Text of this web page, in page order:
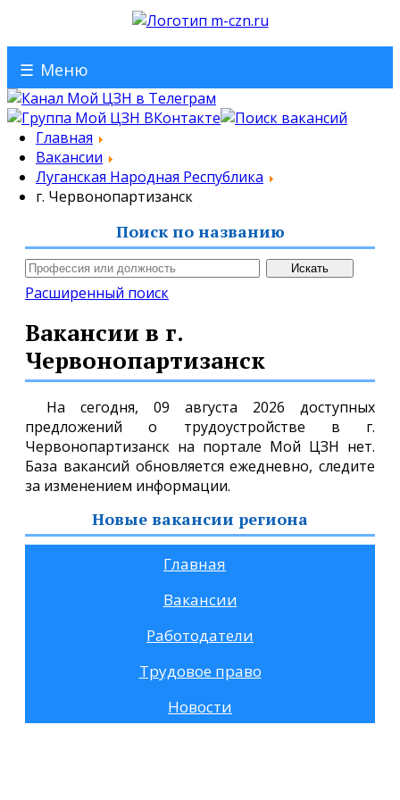
☰ Меню
Главная
Вакансии
Луганская Народная Республика
г. Червонопартизанск
Поиск по названию
Расширенный поиск
Вакансии в г.
Червонопартизанск
На сегодня, 09 августа 2026 доступных
предложений о трудоустройстве в г.
Червонопартизанск на портале Мой ЦЗН нет.
База вакансий обновляется ежедневно, следите
за изменением информации.
Новые вакансии региона
Главная
Вакансии
Работодатели
Трудовое право
Новости